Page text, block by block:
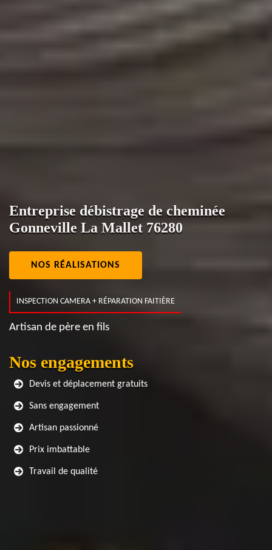
Entreprise débistrage de cheminée
Gonneville La Mallet 76280
NOS RÉALISATIONS
INSPECTION CAMERA + RÉPARATION FAITIÈRE
Artisan de père en fils
Nos engagements
Devis et déplacement gratuits
Sans engagement
Artisan passionné
Prix imbattable
Travail de qualité